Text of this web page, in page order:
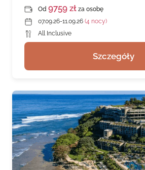
Od 9759 zł za osobę
07.09.26-11.09.26 (4 nocy)
All Inclusive
Szczegóły